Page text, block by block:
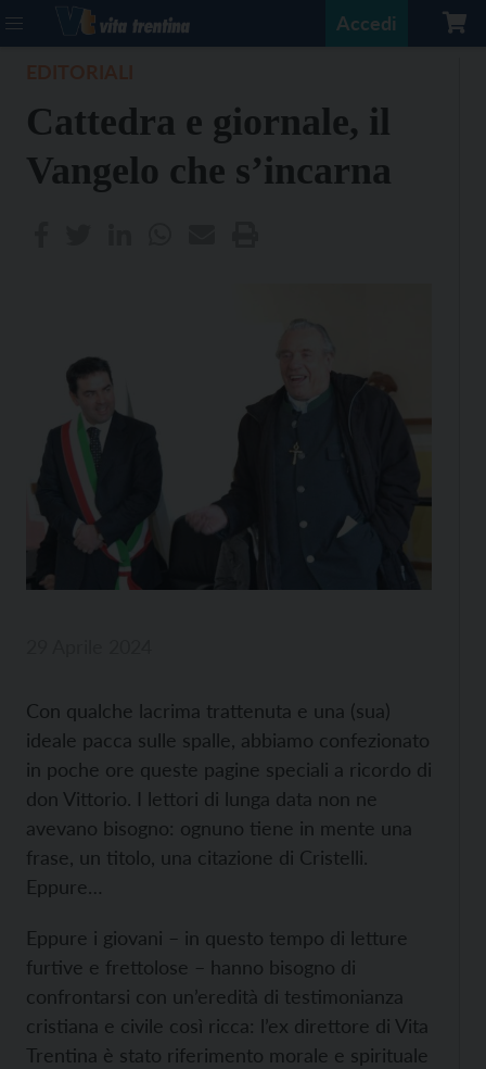
Accedi
Cattedra e giornale, il
Vangelo che s’incarna
Con qualche lacrima trattenuta e una (sua)
ideale pacca sulle spalle, abbiamo confezionato
in poche ore queste pagine speciali a ricordo di
don Vittorio. I lettori di lunga data non ne
avevano bisogno: ognuno tiene in mente una
frase, un titolo, una citazione di Cristelli.
Eppure…
Eppure i giovani – in questo tempo di letture
furtive e frettolose – hanno bisogno di
confrontarsi con un’eredità di testimonianza
cristiana e civile così ricca: l’ex direttore di Vita
Trentina è stato riferimento morale e spirituale